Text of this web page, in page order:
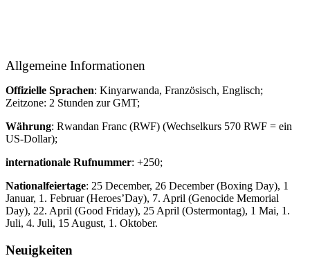
Allgemeine Informationen
Offizielle Sprachen: Kinyarwanda, Französisch, Englisch;
Zeitzone: 2 Stunden zur GMT;
Währung: Rwandan Franc (RWF) (Wechselkurs 570 RWF = ein
US-Dollar);
internationale Rufnummer: +250;
Nationalfeiertage: 25 December, 26 December (Boxing Day), 1
Januar, 1. Februar (Heroes’Day), 7. April (Genocide Memorial
Day), 22. April (Good Friday), 25 April (Ostermontag), 1 Mai, 1.
Juli, 4. Juli, 15 August, 1. Oktober.
Neuigkeiten